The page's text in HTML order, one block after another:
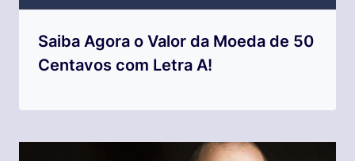
Saiba Agora o Valor da Moeda de 50
Centavos com Letra A!